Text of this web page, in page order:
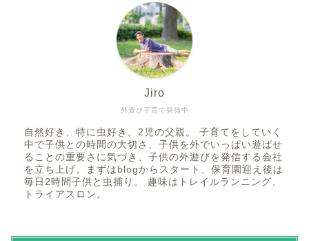
外遊び子育て発信中
Jiro
自然好き、特に虫好き。2児の父親。 子育てをしていく
中で子供との時間の大切さ、子供を外でいっぱい遊ばせ
ることの重要さに気づき、子供の外遊びを発信する会社
を立ち上げ。まずはblogからスタート、保育園迎え後は
毎日2時間子供と虫捕り。 趣味はトレイルランニング、
トライアスロン。